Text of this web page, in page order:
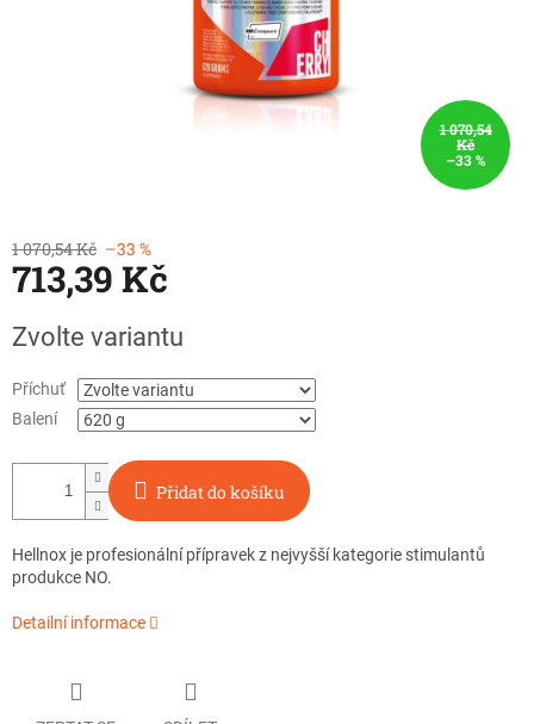
1 070,54
Kč
–33 %
1 070,54 Kč –33 %
713,39 Kč
cena:
Zvolte variantu
Příchuť
Balení
Přidat do košíku
Hellnox je profesionální přípravek z nejvyšší kategorie stimulantů
produkce NO.
Detailní informace